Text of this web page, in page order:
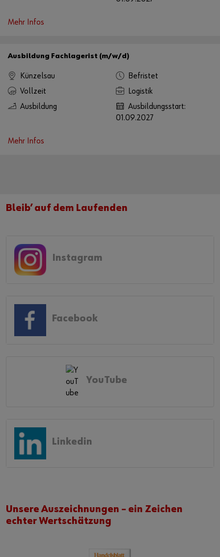
Mehr Infos
Ausbildung Fachlagerist (m/w/d)
Künzelsau
Befristet
Vollzeit
Logistik
Ausbildung
Ausbildungsstart:
01.09.2027
Mehr Infos
Bleib’ auf dem Laufenden
Instagram
Facebook
YouTube
Linkedin
Unsere Auszeichnungen – ein Zeichen
echter Wertschätzung